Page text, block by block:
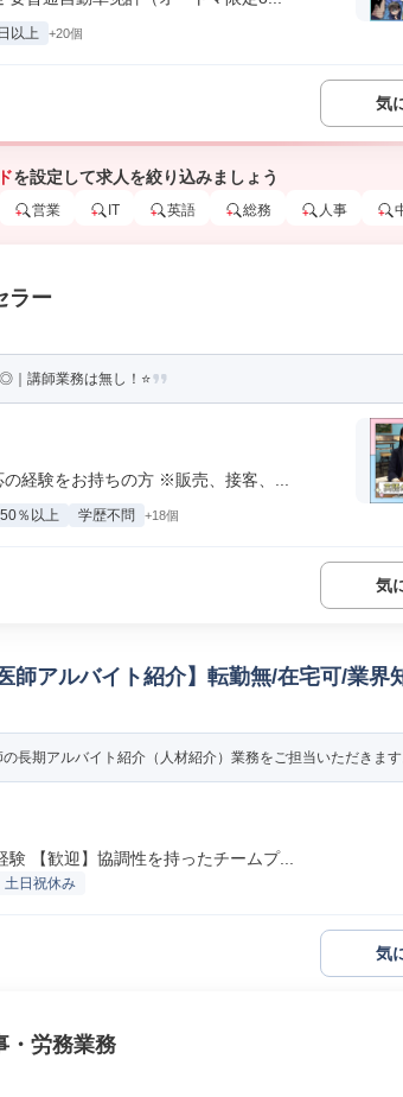
以上 +20個
気
を設定して求人を絞り込みましょう
営業 IT 英語 総務 人事
ラー
｜講師業務は無し！⭐
経験をお持ちの方 ※販売、接客、...
％以上 学歴不問 +18個
気
師アルバイト紹介】転勤無/在宅可/業界
長期アルバイト紹介（人材紹介）業務をご担当いただきま
【歓迎】協調性を持ったチームプ...
土日祝休み
気
・労務業務